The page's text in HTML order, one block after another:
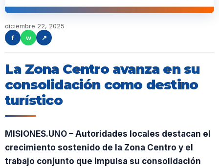
diciembre 22, 2025
f
w ↗
La Zona Centro avanza en su
consolidación como destino
turístico
MISIONES.UNO – Autoridades locales destacan el
crecimiento sostenido de la Zona Centro y el
trabajo conjunto que impulsa su consolidación